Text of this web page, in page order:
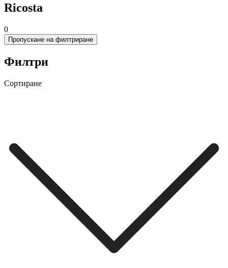
Ricosta
0
Пропускане на филтриране
Филтри
Сортиране